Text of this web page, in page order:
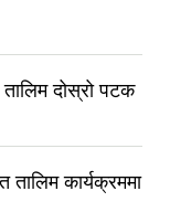
दोस्रो पटक
कार्यक्रममा